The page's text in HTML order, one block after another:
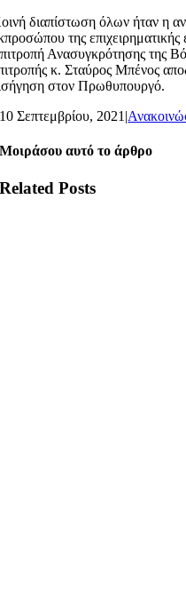
διαπίστωση όλων ήταν η
της επιχειρηματικής
Ανασυγκρότησης της
κ. Σταύρος Μπένος
στον Πρωθυπουργό.
10 Σεπτεμβρίου, 2021 |
Μοιράσου αυτό το άρθρο
Related Posts